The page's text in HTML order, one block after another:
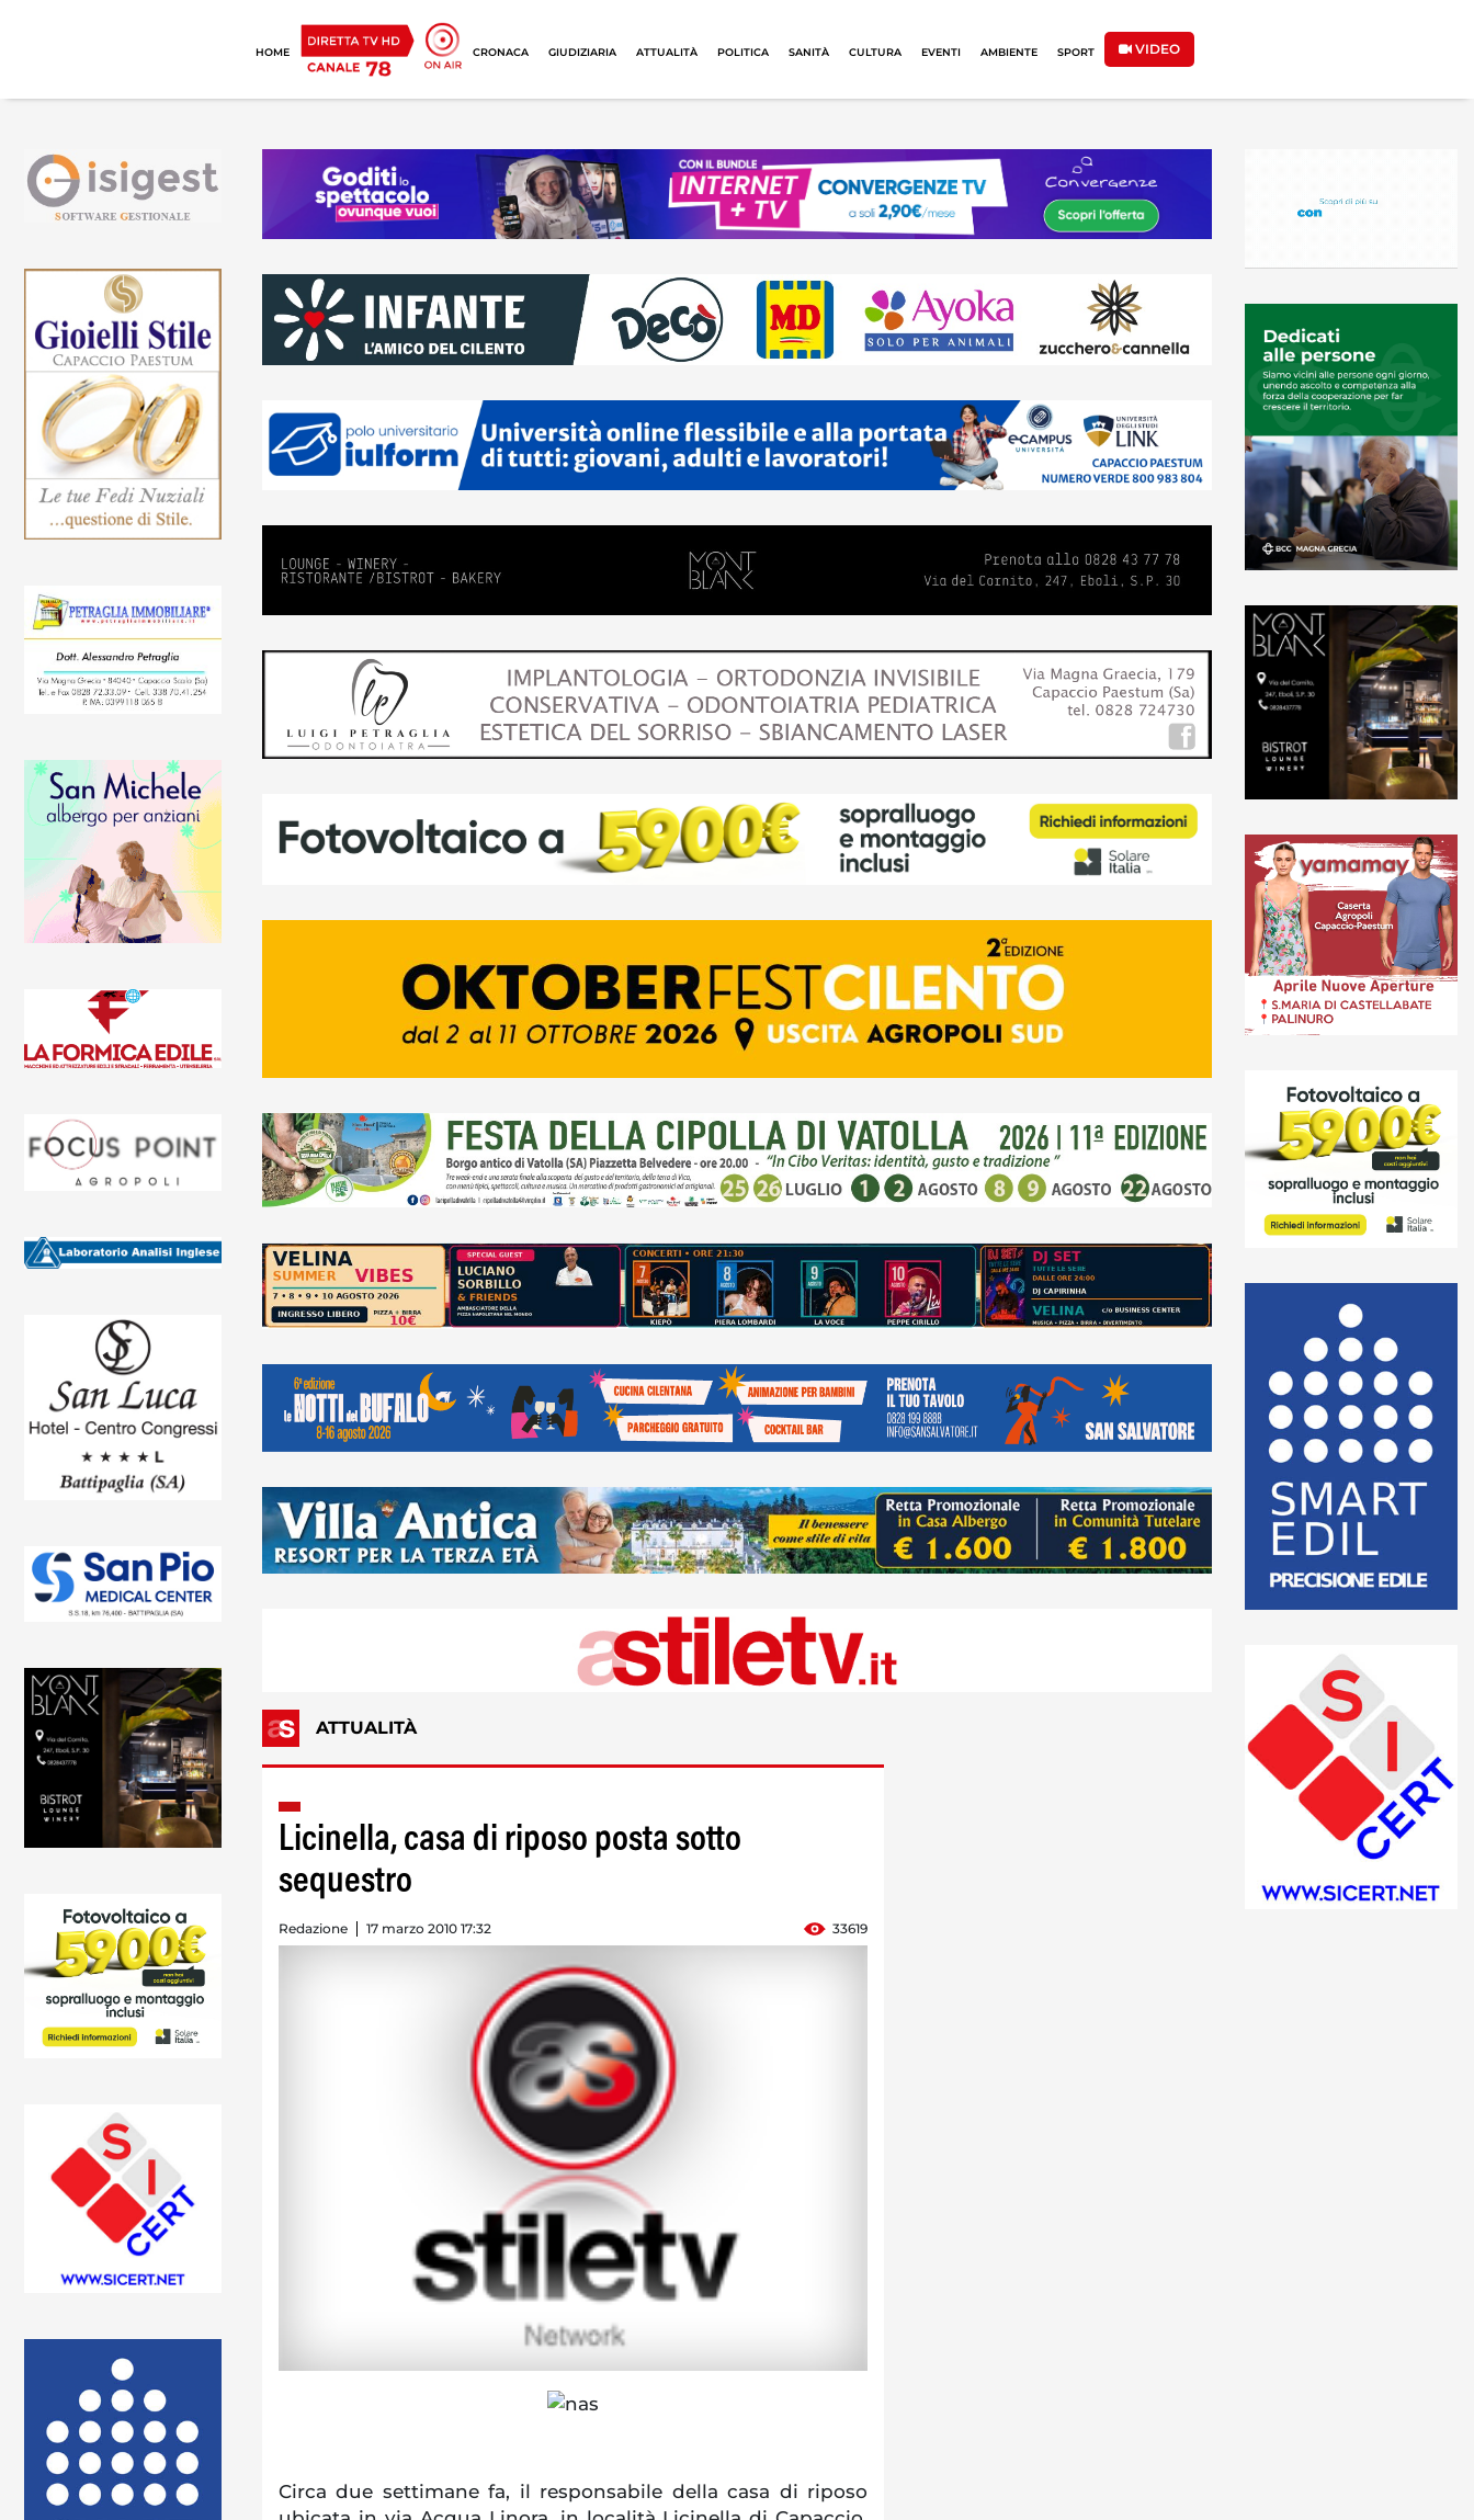
HOME CRONACA GIUDIZIARIA ATTUALITÀ POLITICA SANITÀ CULTURA EVENTI AMBIENTE SPORT VIDEO
ATTUALITÀ
Licinella, casa di riposo posta sotto
sequestro
Redazione 17 marzo 2010 17:32 33619
Circa due settimane fa, il responsabile della casa di riposo